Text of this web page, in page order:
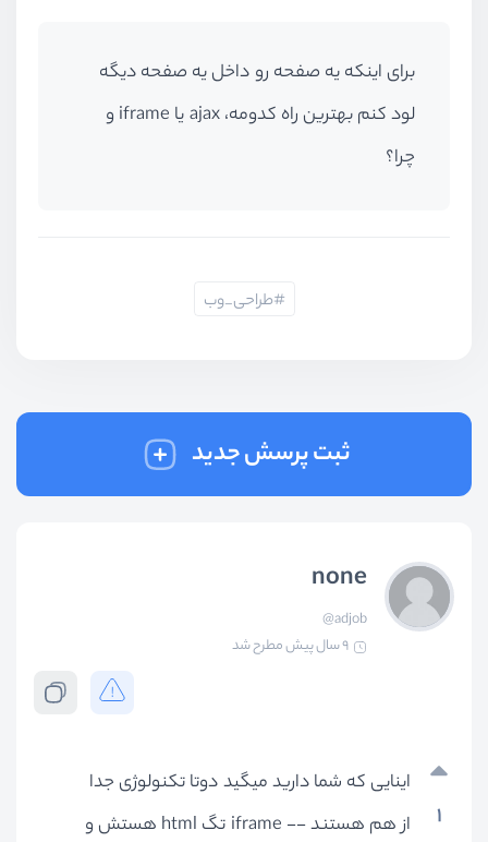
برای اینکه یه صفحه رو داخل یه صفحه دیگه
لود کنم بهترین راه کدومه، ajax یا iframe و
چرا؟
طراحی_وب
ثبت پرسش جدید
none
@adjob
9 سال پیش
مطرح شد
1
اینایی که شما دارید میگید دوتا تکنولوژی جدا
از هم هستند -- iframe تگ html هستش و